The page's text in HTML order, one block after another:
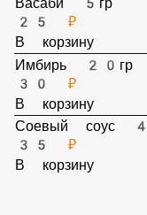
Васаби 5гр
25 ₽
В корзину
Имбирь 20гр
30 ₽
В корзину